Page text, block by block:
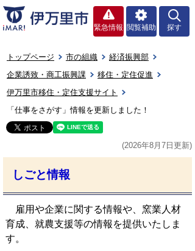
緊急情報 閲覧補助 探す
トップページ 市の組織
経済振興部
企業誘致・商工振興課
移住・定住促進
伊万里市移住・定住支援サイト
「仕事をさがす」情報を更新しました！
(2026年8月7日更新)
しごと情報
雇用や企業に関する情報や、窯業人材
育成、就農支援等の情報を提供いたしま
す。